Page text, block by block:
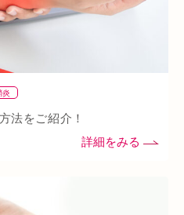
谷9 寒暖差 梅雨
違え ぎっくり腰
オープン
酵素ドリンク
炎
法をご紹介！